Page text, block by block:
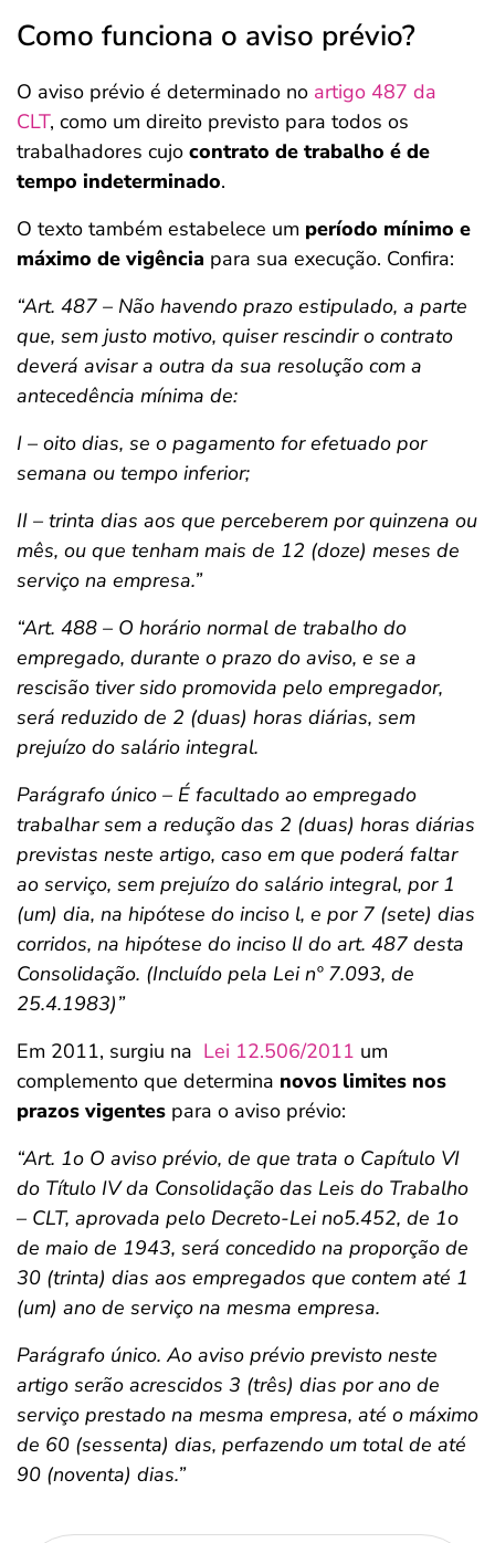
Como funciona o aviso prévio?
O aviso prévio é determinado no artigo 487 da
CLT, como um direito previsto para todos os
trabalhadores cujo contrato de trabalho é de
tempo indeterminado.
O texto também estabelece um período mínimo e
máximo de vigência para sua execução. Confira:
“Art. 487 – Não havendo prazo estipulado, a parte
que, sem justo motivo, quiser rescindir o contrato
deverá avisar a outra da sua resolução com a
antecedência mínima de:
I – oito dias, se o pagamento for efetuado por
semana ou tempo inferior;
II – trinta dias aos que perceberem por quinzena ou
mês, ou que tenham mais de 12 (doze) meses de
serviço na empresa.”
“Art. 488 – O horário normal de trabalho do
empregado, durante o prazo do aviso, e se a
rescisão tiver sido promovida pelo empregador,
será reduzido de 2 (duas) horas diárias, sem
prejuízo do salário integral.
Parágrafo único – É facultado ao empregado
trabalhar sem a redução das 2 (duas) horas diárias
previstas neste artigo, caso em que poderá faltar
ao serviço, sem prejuízo do salário integral, por 1
(um) dia, na hipótese do inciso l, e por 7 (sete) dias
corridos, na hipótese do inciso lI do art. 487 desta
Consolidação. (Incluído pela Lei nº 7.093, de
25.4.1983)”
Em 2011, surgiu na Lei 12.506/2011 um
complemento que determina novos limites nos
prazos vigentes para o aviso prévio:
“Art. 1o O aviso prévio, de que trata o Capítulo VI
do Título IV da Consolidação das Leis do Trabalho
– CLT, aprovada pelo Decreto-Lei no5.452, de 1o
de maio de 1943, será concedido na proporção de
30 (trinta) dias aos empregados que contem até 1
(um) ano de serviço na mesma empresa.
Parágrafo único. Ao aviso prévio previsto neste
artigo serão acrescidos 3 (três) dias por ano de
serviço prestado na mesma empresa, até o máximo
de 60 (sessenta) dias, perfazendo um total de até
90 (noventa) dias.”